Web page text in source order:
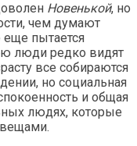
Новенькой, но
чем думают
еще пытается
люди редко видят
все собираются
но социальная
и общая
людях, которые